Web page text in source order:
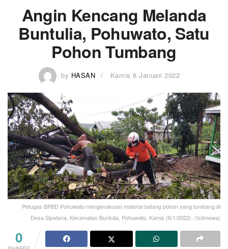
Angin Kencang Melanda
Buntulia, Pohuwato, Satu
Pohon Tumbang
by HASAN Kamis 6 Januari 2022
Petugas BPBD Pohuwato mengevakuasi material batang pohon yang tumbang di
Desa Sipatana, Kecamatan Buntulia, Pohuwato, Kamis (6/1/2022). (Istimewa)
0